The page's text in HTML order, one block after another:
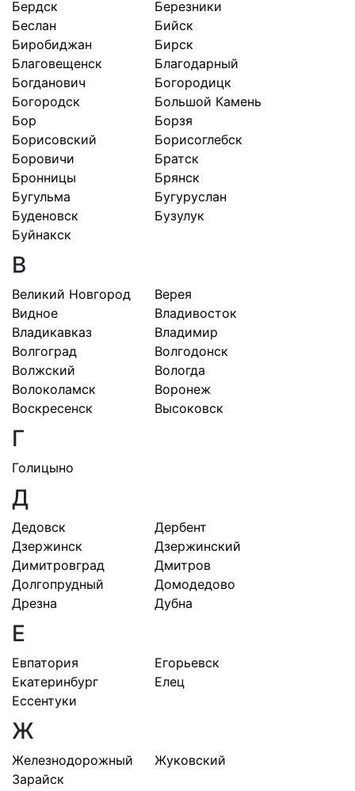
Бердск
Березники
Беслан
Бийск
Биробиджан
Бирск
Благовещенск
Благодарный
Богданович
Богородицк
Богородск
Большой Камень
Бор
Борзя
Борисовский
Борисоглебск
Боровичи
Братск
Бронницы
Брянск
Бугульма
Бугуруслан
Буденовск
Бузулук
Буйнакск
В
Великий Новгород
Верея
Видное
Владивосток
Владикавказ
Владимир
Волгоград
Волгодонск
Волжский
Вологда
Волоколамск
Воронеж
Воскресенск
Высоковск
Г
Голицыно
Д
Дедовск
Дербент
Дзержинск
Дзержинский
Димитровград
Дмитров
Долгопрудный
Домодедово
Дрезна
Дубна
Е
Евпатория
Егорьевск
Екатеринбург
Елец
Ессентуки
Ж
Железнодорожный
Жуковский
Зарайск